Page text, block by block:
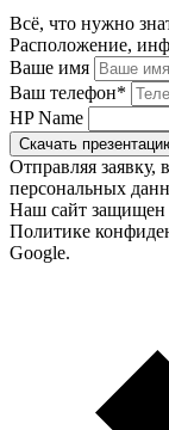
Всё, что нужно
Расположение,
Ваше имя
Ваш телефон*
HP Name
Скачать
Отправляя заявку,
персональных
Наш сайт защищен
Политике
Google.